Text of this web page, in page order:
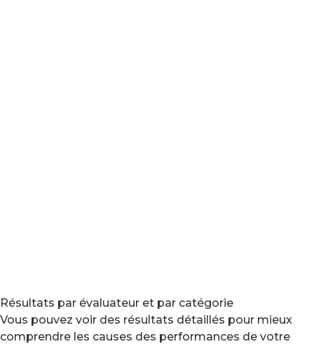
Résultats par évaluateur et par catégorie
Vous pouvez voir des résultats détaillés pour mieux
comprendre les causes des performances de votre